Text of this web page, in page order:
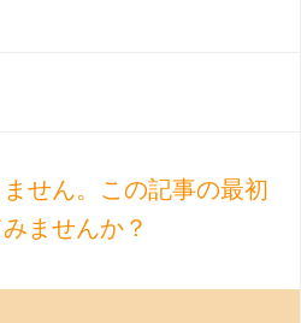
せん。この記事の最初
ませんか？